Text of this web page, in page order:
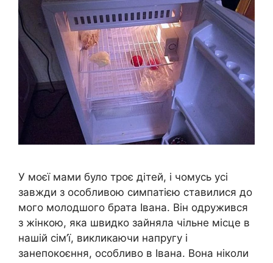
У моєї мами було троє дітей, і чомусь усі
завжди з особливою симпатією ставилися до
мого молодшого брата Івана. Він одружився
з жінкою, яка швидко зайняла чільне місце в
нашій сім’ї, викликаючи напругу і
занепокоєння, особливо в Івана. Вона ніколи